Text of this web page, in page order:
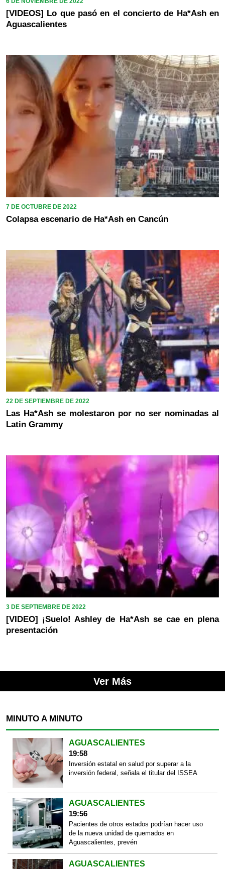
[VIDEOS] Lo que pasó en el concierto de Ha*Ash en
Aguascalientes
7 DE OCTUBRE DE 2022
Colapsa escenario de Ha*Ash en Cancún
22 DE SEPTIEMBRE DE 2022
Las Ha*Ash se molestaron por no ser nominadas al
Latin Grammy
3 DE SEPTIEMBRE DE 2022
[VIDEO] ¡Suelo! Ashley de Ha*Ash se cae en plena
presentación
Ver Más
MINUTO A MINUTO
AGUASCALIENTES
19:58
Inversión estatal en salud por superar a la
inversión federal, señala el titular del ISSEA
AGUASCALIENTES
19:56
Pacientes de otros estados podrían hacer uso
de la nueva unidad de quemados en
Aguascalientes, prevén
AGUASCALIENTES